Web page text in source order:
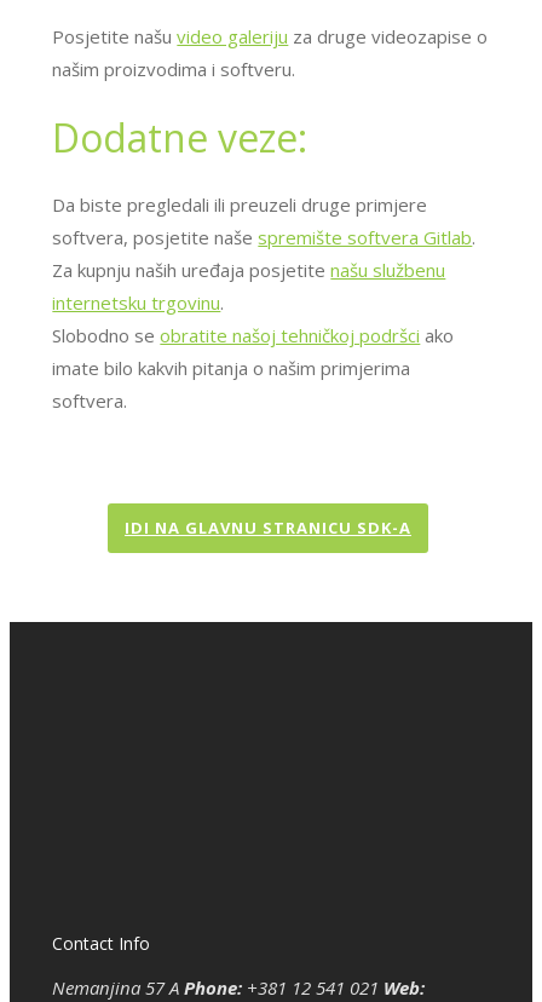
Posjetite našuvideo galeriju za druge videozapise o
našim proizvodima i softveru.
Dodatne veze:
Da biste pregledali ili preuzeli druge primjere
softvera, posjetite našespremište softvera Gitlab.
Za kupnju naših uređaja posjetitenašu službenu
internetsku trgovinu.
Slobodno seobratite našoj tehničkoj podršci ako
imate bilo kakvih pitanja o našim primjerima
softvera.
IDI NA GLAVNU STRANICU SDK-A
Contact Info
Nemanjina 57 A Phone:+381 12 541 021 Web: